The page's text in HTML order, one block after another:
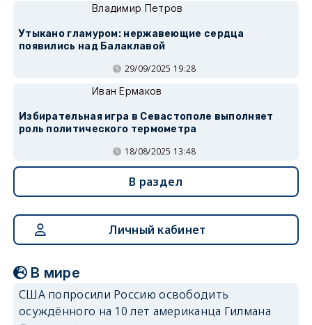
Владимир Петров
Утыкано гламуром: нержавеющие сердца
появились над Балаклавой
29/09/2025 19:28
Иван Ермаков
Избирательная игра в Севастополе выполняет
роль политического термометра
18/08/2025 13:48
В раздел
Личный кабинет
В мире
США попросили Россию освободить
осуждённого на 10 лет американца Гилмана